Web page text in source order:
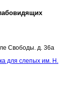
Свободы. д. 36а